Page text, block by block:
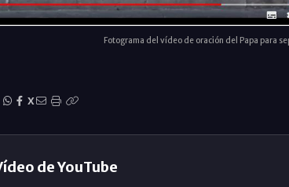
Fotograma del vídeo de oración del Papa para
X
de YouTube